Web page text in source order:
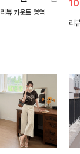
자연스럽게 떨어지는
리뷰 카운트 영역
진
슬
리